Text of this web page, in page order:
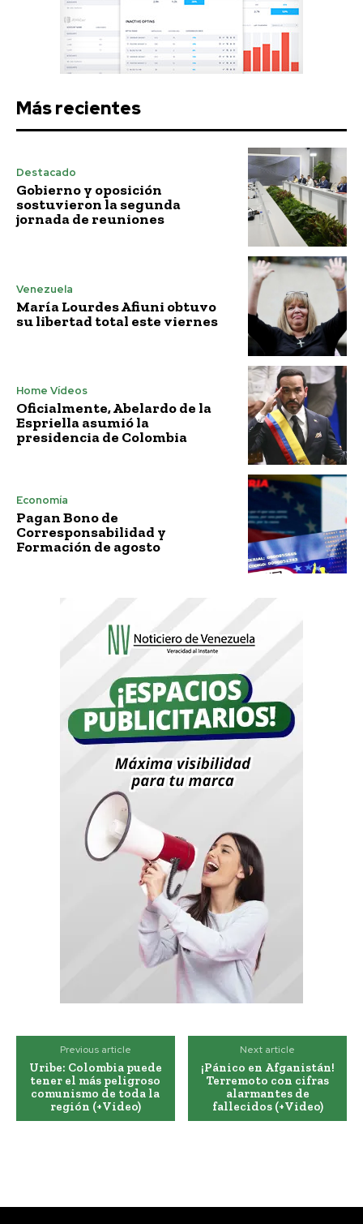
Más recientes
Destacado
Gobierno y oposición
sostuvieron la segunda
jornada de reuniones
Venezuela
María Lourdes Afiuni obtuvo
su libertad total este viernes
Home Vídeos
Oficialmente, Abelardo de la
Espriella asumió la
presidencia de Colombia
Economía
Pagan Bono de
Corresponsabilidad y
Formación de agosto
Previous article
Uribe: Colombia puede
tener el más peligroso
comunismo de toda la
región (+Video)
Next article
¡Pánico en Afganistán!
Terremoto con cifras
alarmantes de
fallecidos (+Video)